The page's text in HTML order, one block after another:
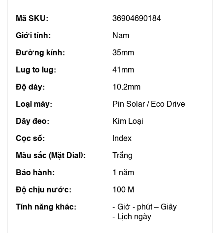
Mã SKU: 36904690184
Giới tính: Nam
Đường kính: 35mm
Lug to lug: 41mm
Độ dày: 10.2mm
Loại máy: Pin Solar / Eco Drive
Dây đeo: Kim Loại
Cọc số: Index
Màu sắc (Mặt Dial): Trắng
Bảo hành: 1 năm
Độ chịu nước: 100 M
Tính năng khác:
Giờ - phút – Giây
Lịch ngày